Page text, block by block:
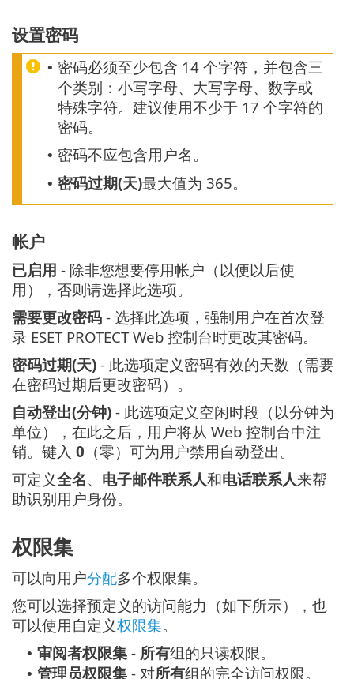
设置密码
• 密码必须至少包含 14 个字符，并包含三
个类别：小写字母、大写字母、数字或
特殊字符。建议使用不少于 17 个字符的
密码。
• 密码不应包含用户名。
• 密码过期(天)最大值为 365。
帐户
已启用 - 除非您想要停用帐户（以便以后使
用），否则请选择此选项。
需要更改密码 - 选择此选项，强制用户在首次登
录 ESET PROTECT Web 控制台时更改其密码。
密码过期(天) - 此选项定义密码有效的天数（需要
在密码过期后更改密码）。
自动登出(分钟) - 此选项定义空闲时段（以分钟为
单位），在此之后，用户将从 Web 控制台中注
销。键入 0 （零）可为用户禁用自动登出。
可定义全名、 电子邮件联系人和电话联系人来帮
助识别用户身份。
权限集
可以向用户分配多个权限集。
您可以选择预定义的访问能力（如下所示），也
可以使用自定义权限集。
• 审阅者权限集 - 所有组的只读权限。
• 管理员权限集 - 对所有组的完全访问权限。